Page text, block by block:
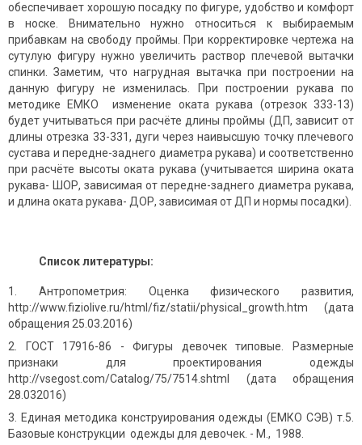
обеспечивает хорошую посадку по фигуре, удобство и комфорт
в носке. Внимательно нужно относиться к выбираемым
прибавкам на свободу проймы. При корректировке чертежа на
сутулую фигуру нужно увеличить раствор плечевой вытачки
спинки. Заметим, что нагрудная вытачка при построении на
данную фигуру не изменилась. При построении рукава по
методике ЕМКО изменение оката рукава (отрезок 333-13)
будет учитываться при расчёте длины проймы (ДП, зависит от
длины отрезка 33-331, дуги через наивысшую точку плечевого
сустава и передне-заднего диаметра рукава) и соответственно
при расчёте высоты оката рукава (учитывается ширина оката
рукава- ШОР, зависимая от передне-заднего диаметра рукава,
и длина оката рукава- ДОР, зависимая от ДП и нормы посадки).
Список литературы:
Антропометрия: Оценка физического развития,
http://www.fiziolive.ru/html/fiz/statii/physical_growth.htm (дата
обращения 25.03.2016)
ГОСТ 17916-86 - Фигуры девочек типовые. Размерные
признаки для проектирования одежды
http://vsegost.com/Catalog/75/7514.shtml (дата обращения
28.032016)
Единая методика конструирования одежды (ЕМКО СЭВ) т.5.
Базовые конструкции одежды для девочек. - М., 1988.